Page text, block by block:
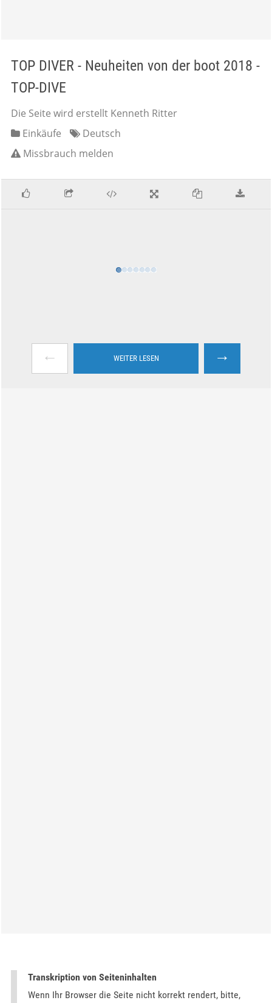
TOP DIVER - Neuheiten von der boot 2018 -
TOP-DIVE
Die Seite wird erstellt Kenneth Ritter
Einkäufe
Deutsch
Missbrauch melden
← WEITER LESEN →
Transkription von Seiteninhalten
Wenn Ihr Browser die Seite nicht korrekt rendert, bitte,